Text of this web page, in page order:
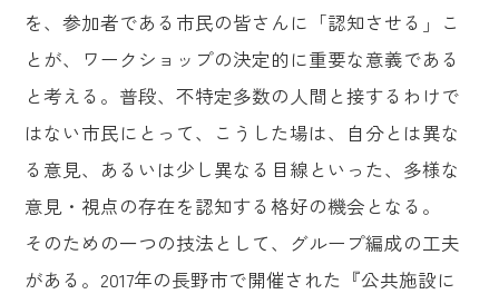
を、参加者である市民の皆さんに「認知させる」こ
とが、ワークショップの決定的に重要な意義である
と考える。普段、不特定多数の人間と接するわけで
はない市民にとって、こうした場は、自分とは異な
る意見、あるいは少し異なる目線といった、多様な
意見・視点の存在を認知する格好の機会となる。
そのための一つの技法として、グループ編成の工夫
がある。2017年の長野市で開催された『公共施設に